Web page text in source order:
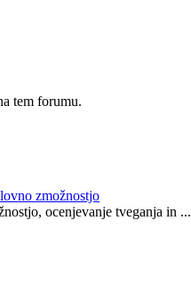
tem forumu.
zmožnostjo
ocenjevanje tveganja in ...